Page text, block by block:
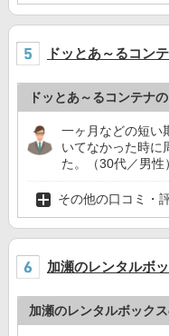
ドッとあ～るコン
ドッとあ～るコンテナ
一ヶ月などの短い
いてなかった時に
た。（30代／男性
その他の口コミ・
加瀬のレンタルボ
加瀬のレンタルボック